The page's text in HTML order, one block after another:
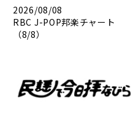
2026/08/08
RBC J-POP邦楽チャート
（8/8）